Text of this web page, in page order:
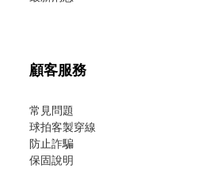
顧客服務
常見問題
球拍客製穿線
防止詐騙
保固說明